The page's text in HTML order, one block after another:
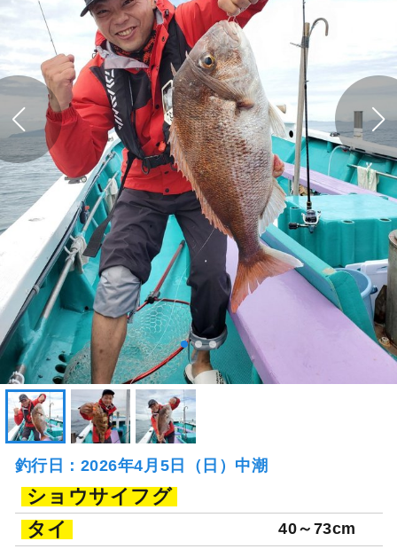
釣行日：2026年4月5日（日）中潮
ショウサイフグ
タイ
40～73cm